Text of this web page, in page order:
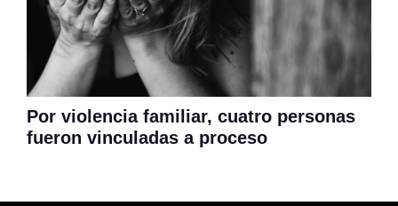
Por violencia familiar, cuatro personas
fueron vinculadas a proceso